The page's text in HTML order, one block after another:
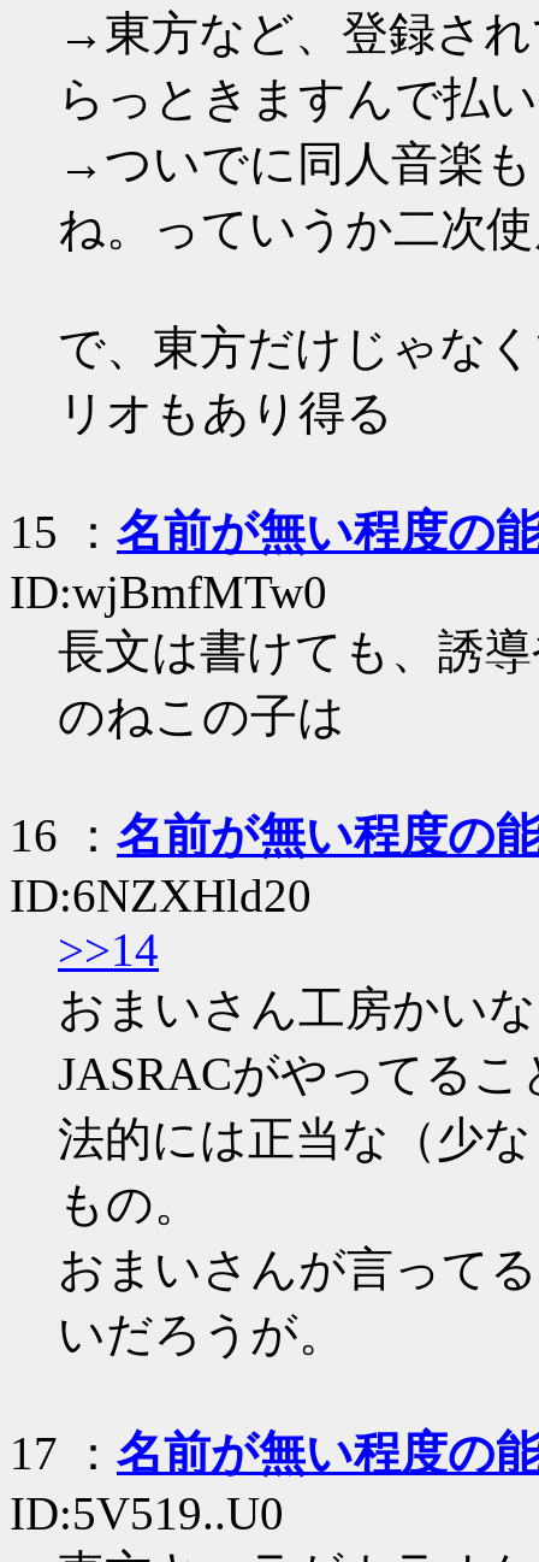
→東方など、登録さ
らっときますんで払
→ついでに同人音楽
ね。っていうか二次
で、東方だけじゃな
リオもあり得る
15 ： 名前が無い程度の
ID:wjBmfMTw0
長文は書けても、誘
のねこの子は
16 ： 名前が無い程度の
ID:6NZXHld20
>>14
おまいさん工房かい
JASRACがやってる
法的には正当な（少
もの。
おまいさんが言って
いだろうが。
17 ： 名前が無い程度の
ID:5V519..U0